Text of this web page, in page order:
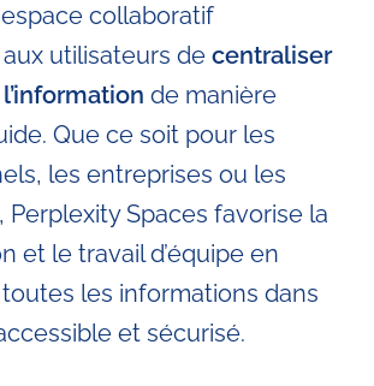
collaboratif
utilisateurs de centraliser
de manière
Que ce soit pour les
les entreprises ou les
Perplexity Spaces favorise la
et le travail d’équipe en
les informations dans
et sécurisé.